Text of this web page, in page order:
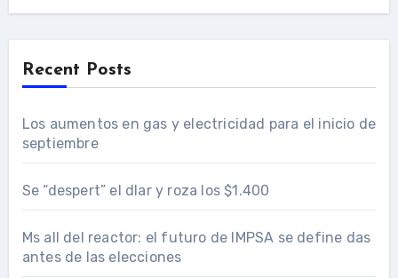
Recent Posts
Los aumentos en gas y electricidad para el inicio de
septiembre
Se “despert” el dlar y roza los $1.400
Ms all del reactor: el futuro de IMPSA se define das
antes de las elecciones